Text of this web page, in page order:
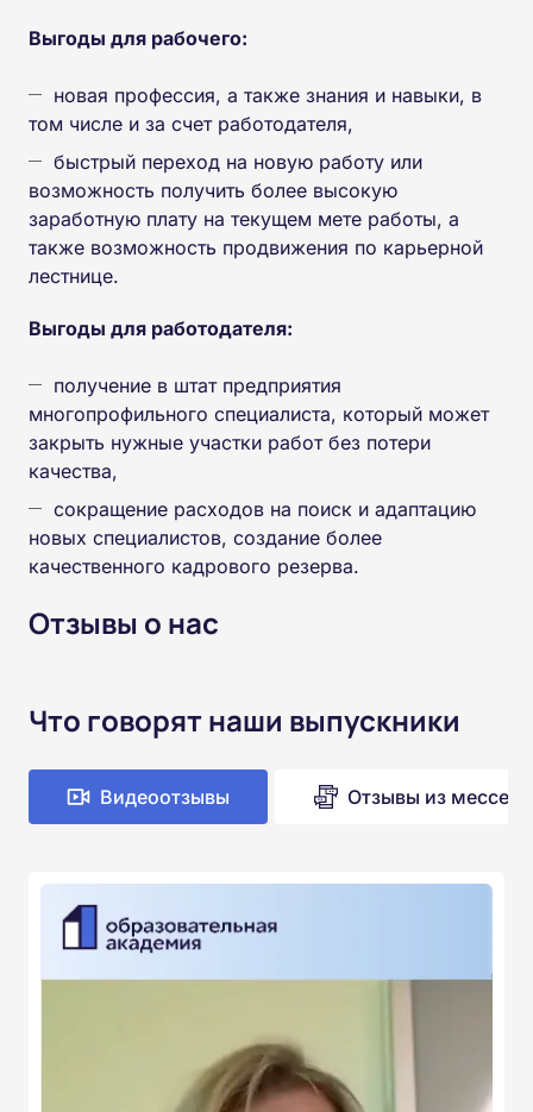
Выгоды для рабочего:
новая профессия, а также знания и навыки, в
том числе и за счет работодателя,
быстрый переход на новую работу или
возможность получить более высокую
заработную плату на текущем мете работы, а
также возможность продвижения по карьерной
лестнице.
Выгоды для работодателя:
получение в штат предприятия
многопрофильного специалиста, который может
закрыть нужные участки работ без потери
качества,
сокращение расходов на поиск и адаптацию
новых специалистов, создание более
качественного кадрового резерва.
Отзывы о нас
Что говорят наши выпускники
Видеоотзывы Отзывы из